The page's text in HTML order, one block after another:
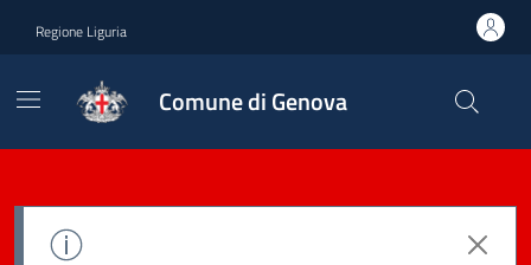
Regione Liguria
Comune di Genova